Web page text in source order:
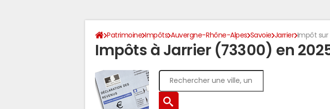
Patrimoine Impôts Auvergne-Rhône-Alpes Savoie Jarrier Impôt sur
Impôts à Jarrier (73300) en